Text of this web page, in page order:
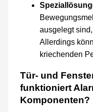
ausgelegt
Allerdings
kriechenden
Tür- und
funktioniert
Komponenten?